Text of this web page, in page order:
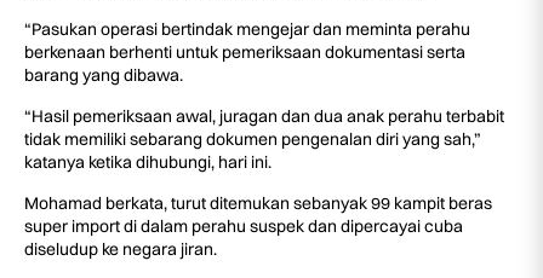
“Pasukan operasi bertindak mengejar dan meminta perahu
berkenaan berhenti untuk pemeriksaan dokumentasi serta
barang yang dibawa.
“Hasil pemeriksaan awal, juragan dan dua anak perahu terbabit
tidak memiliki sebarang dokumen pengenalan diri yang sah,”
katanya ketika dihubungi, hari ini.
Mohamad berkata, turut ditemukan sebanyak 99 kampit beras
super import di dalam perahu suspek dan dipercayai cuba
diseludup ke negara jiran.